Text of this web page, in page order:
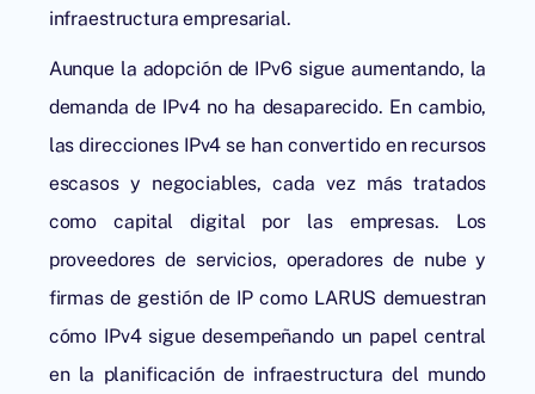
infraestructura empresarial.
Aunque la adopción de IPv6 sigue aumentando, la
demanda de IPv4 no ha desaparecido. En cambio,
las direcciones IPv4 se han convertido en recursos
escasos y negociables, cada vez más tratados
como capital digital por las empresas. Los
proveedores de servicios, operadores de nube y
firmas de gestión de IP como LARUS demuestran
cómo IPv4 sigue desempeñando un papel central
en la planificación de infraestructura del mundo